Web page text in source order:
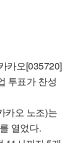
카오[035720]
투표가 찬성
카오 노조)는
열었다.